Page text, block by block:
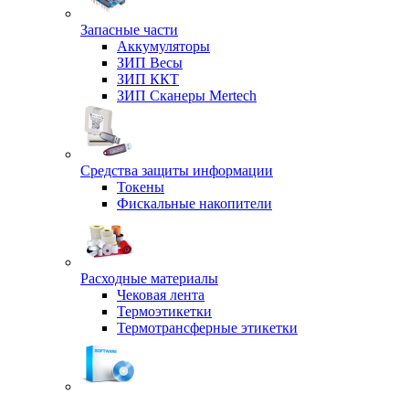
Запасные части
Аккумуляторы
ЗИП Весы
ЗИП ККТ
ЗИП Сканеры Mertech
Средства защиты информации
Токены
Фискальные накопители
Расходные материалы
Чековая лента
Термоэтикетки
Термотрансферные этикетки